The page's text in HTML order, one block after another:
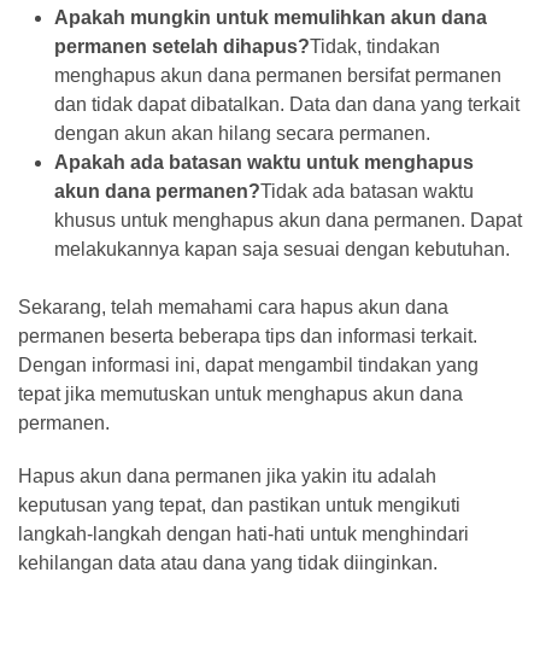
Apakah mungkin untuk memulihkan akun dana
permanen setelah dihapus?Tidak, tindakan
menghapus akun dana permanen bersifat permanen
dan tidak dapat dibatalkan. Data dan dana yang terkait
dengan akun akan hilang secara permanen.
Apakah ada batasan waktu untuk menghapus
akun dana permanen?Tidak ada batasan waktu
khusus untuk menghapus akun dana permanen. Dapat
melakukannya kapan saja sesuai dengan kebutuhan.
Sekarang, telah memahami cara hapus akun dana
permanen beserta beberapa tips dan informasi terkait.
Dengan informasi ini, dapat mengambil tindakan yang
tepat jika memutuskan untuk menghapus akun dana
permanen.
Hapus akun dana permanen jika yakin itu adalah
keputusan yang tepat, dan pastikan untuk mengikuti
langkah-langkah dengan hati-hati untuk menghindari
kehilangan data atau dana yang tidak diinginkan.